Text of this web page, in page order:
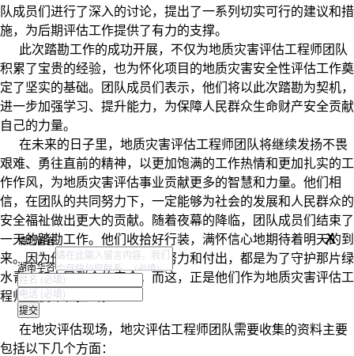
队成员们进行了深入的讨论，提出了一系列切实可行的建议和措
施，为后期评估工作提供了有力的支撑。
此次踏勘工作的成功开展，不仅为地质灾害评估工程师团队
积累了宝贵的经验，也为怀化项目的地质灾害安全性评估工作奠
定了坚实的基础。团队成员们表示，他们将以此次踏勘为契机，
进一步加强学习、提升能力，为保障人民群众生命财产安全贡献
自己的力量。
在未来的日子里，地质灾害评估工程师团队将继续发扬不畏
艰难、勇往直前的精神，以更加饱满的工作热情和更加扎实的工
作作风，为地质灾害评估事业贡献更多的智慧和力量。他们相
信，在团队的共同努力下，一定能够为社会的发展和人民群众的
安全福祉做出更大的贡献。随着夜幕的降临，团队成员们结束了
一天的踏勘工作。他们收拾好行装，满怀信心地期待着明天的到
来。因为他们知道，每一次的努力和付出，都是为了守护那片绿
水青山和人民群众的安全。而这，正是他们作为地质灾害评估工
程师的使命和担当。
在地灾评估现场，地灾评估工程师团队需要收集的资料主要
包括以下几个方面：
请您留言 x
湖南华咨